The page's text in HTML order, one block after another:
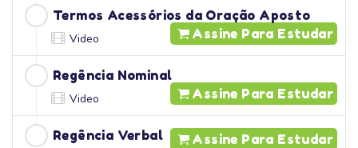
Termos Acessórios da Oração Aposto
Assine Para Estudar
Video
Regência Nominal
Assine Para Estudar
Video
Regência Verbal Assine Para Estudar